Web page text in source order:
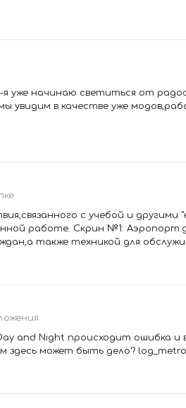
я уже начинаю светиться от
увидим в качестве уже
с учебой и другими
работе. Скрин №1:
также техникой для
and Night происходит ошибка и
может быть дело? log_metro